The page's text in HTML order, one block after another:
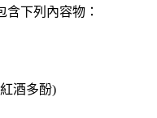
含下列內容物：
酒多酚)